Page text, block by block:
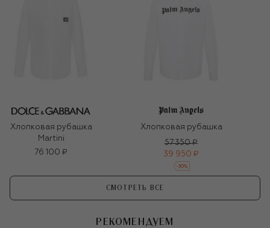
Хлопковая рубашка
Martini
76 100 ₽
Хлопковая рубашка
57 350 ₽
39 950 ₽
-30%
СМОТРЕТЬ ВСЕ
РЕКОМЕНДУЕМ